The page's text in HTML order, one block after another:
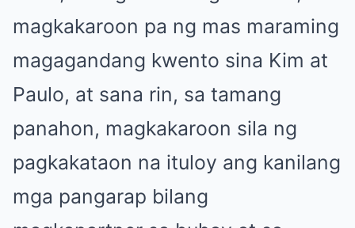
magkakaroon pa ng mas maraming
magagandang kwento sina Kim at
Paulo, at sana rin, sa tamang
panahon, magkakaroon sila ng
pagkakataon na ituloy ang kanilang
mga pangarap bilang